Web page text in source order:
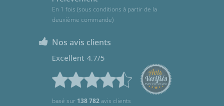
En 1 fois (sous conditions à partir de la
deuxième commande)
Nos avis clients
Excellent 4.7/5
basé sur 138 782avis clients